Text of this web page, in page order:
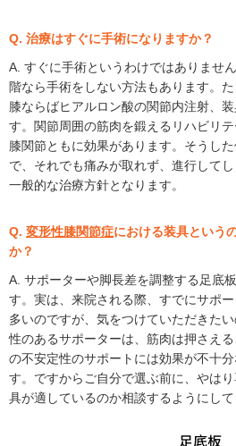
Q. 治療はすぐに手術になりますか？
A. すぐに手術というわけではありませ
階なら手術をしない方法もあります。た
膝ならばヒアルロン酸の関節内注射、
す。関節周囲の筋肉を鍛えるリハビリテ
膝関節ともに効果があります。そうし
で、それでも痛みが取れず、進行して
一般的な治療方針となります。
Q. 変形性膝関節症における装具という
か？
A. サポーターや脚長差を調整する足底
す。実は、来院される際、すでにサポ
多いのですが、気をつけていただきた
性のあるサポーターは、筋肉は押さえ
の不安定性のサポートには効果が不十
す。ですからご自分で選ぶ前に、やは
具が適しているのか相談するようにして